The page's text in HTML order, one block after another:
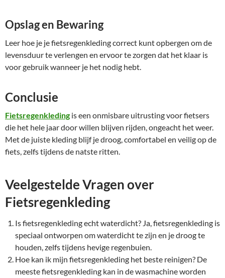
Opslag en Bewaring
Leer hoe je je fietsregenkleding correct kunt opbergen om de
levensduur te verlengen en ervoor te zorgen dat het klaar is
voor gebruik wanneer je het nodig hebt.
Conclusie
Fietsregenkleding is een onmisbare uitrusting voor fietsers
die het hele jaar door willen blijven rijden, ongeacht het weer.
Met de juiste kleding blijf je droog, comfortabel en veilig op de
fiets, zelfs tijdens de natste ritten.
Veelgestelde Vragen over
Fietsregenkleding
Is fietsregenkleding echt waterdicht? Ja, fietsregenkleding is
speciaal ontworpen om waterdicht te zijn en je droog te
houden, zelfs tijdens hevige regenbuien.
Hoe kan ik mijn fietsregenkleding het beste reinigen? De
meeste fietsregenkleding kan in de wasmachine worden